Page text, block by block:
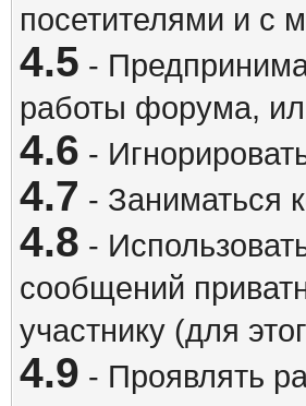
посетителями и с
4.5 -
работы форума,
4.6 -
4.7 - Заниматься
4.8 -
сообщений
участнику (для
4.9 - Проявлять